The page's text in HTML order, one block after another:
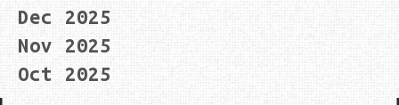
Dec 2025
Nov 2025
Oct 2025